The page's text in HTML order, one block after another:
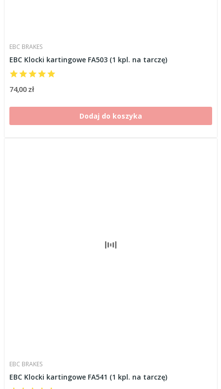
EBC BRAKES
EBC Klocki kartingowe FA503 (1 kpl. na tarczę)
74,00 zł
Dodaj do koszyka
EBC BRAKES
EBC Klocki kartingowe FA541 (1 kpl. na tarczę)